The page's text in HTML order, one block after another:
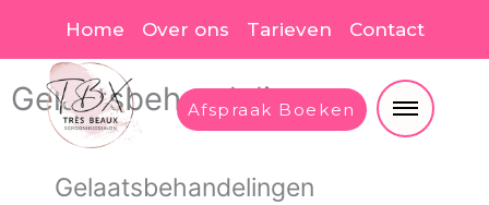
de
inhoud
Home Over ons Tarieven Contact
Afspraak Boeken
Gelaatsbehandelingen
Gelaatsbehandelingen